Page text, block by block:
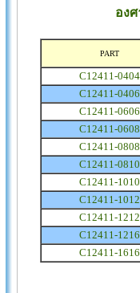
อง
PART
C12411-0404
C12411-0406
C12411-0606
C12411-0608
C12411-0808
C12411-0810
C12411-1010
C12411-1012
C12411-1212
C12411-1216
C12411-1616